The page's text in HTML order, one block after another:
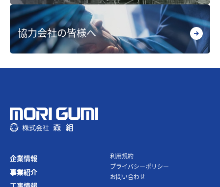
協力会社の皆様へ
企業情報
事業紹介
利⽤規約
プライバシーポリシー
お問い合わせ